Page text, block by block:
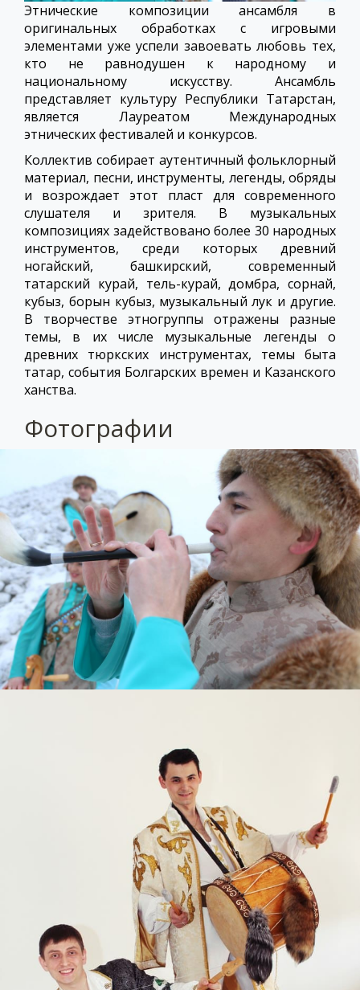
Этнические композиции ансамбля в
оригинальных обработках с игровыми
элементами уже успели завоевать любовь тех,
кто не равнодушен к народному и
национальному искусству. Ансамбль
представляет культуру Республики Татарстан,
является Лауреатом Международных
этнических фестивалей и конкурсов.
Коллектив собирает аутентичный фольклорный
материал, песни, инструменты, легенды, обряды
и возрождает этот пласт для современного
слушателя и зрителя. В музыкальных
композициях задействовано более 30 народных
инструментов, среди которых древний
ногайский, башкирский, современный
татарский курай, тель-курай, домбра, сорнай,
кубыз, борын кубыз, музыкальный лук и другие.
В творчестве этногруппы отражены разные
темы, в их числе музыкальные легенды о
древних тюркских инструментах, темы быта
татар, события Болгарских времен и Казанского
ханства.
Фотографии